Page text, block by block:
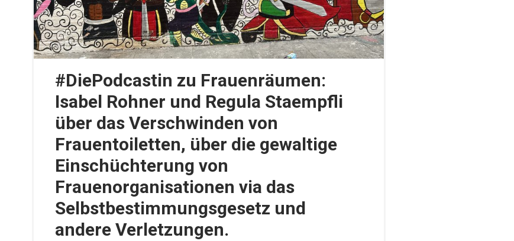
#DiePodcastin zu Frauenräumen:
Isabel Rohner und Regula Staempfli
über das Verschwinden von
Frauentoiletten, über die gewaltige
Einschüchterung von
Frauenorganisationen via das
Selbstbestimmungsgesetz und
andere Verletzungen.